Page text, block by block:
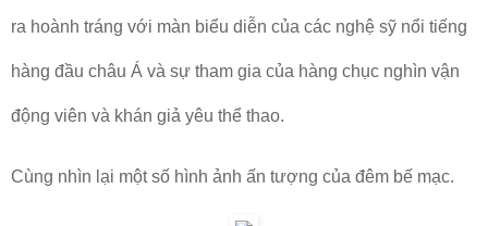
ra hoành tráng với màn biểu diễn của các nghệ sỹ nổi tiếng
hàng đầu châu Á và sự tham gia của hàng chục nghìn vận
động viên và khán giả yêu thể thao.
Cùng nhìn lại một số hình ảnh ấn tượng của đêm bế mạc.